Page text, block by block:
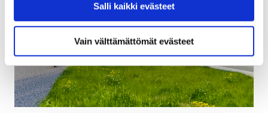
Salli kaikki evästeet
Vain välttämättömät evästeet